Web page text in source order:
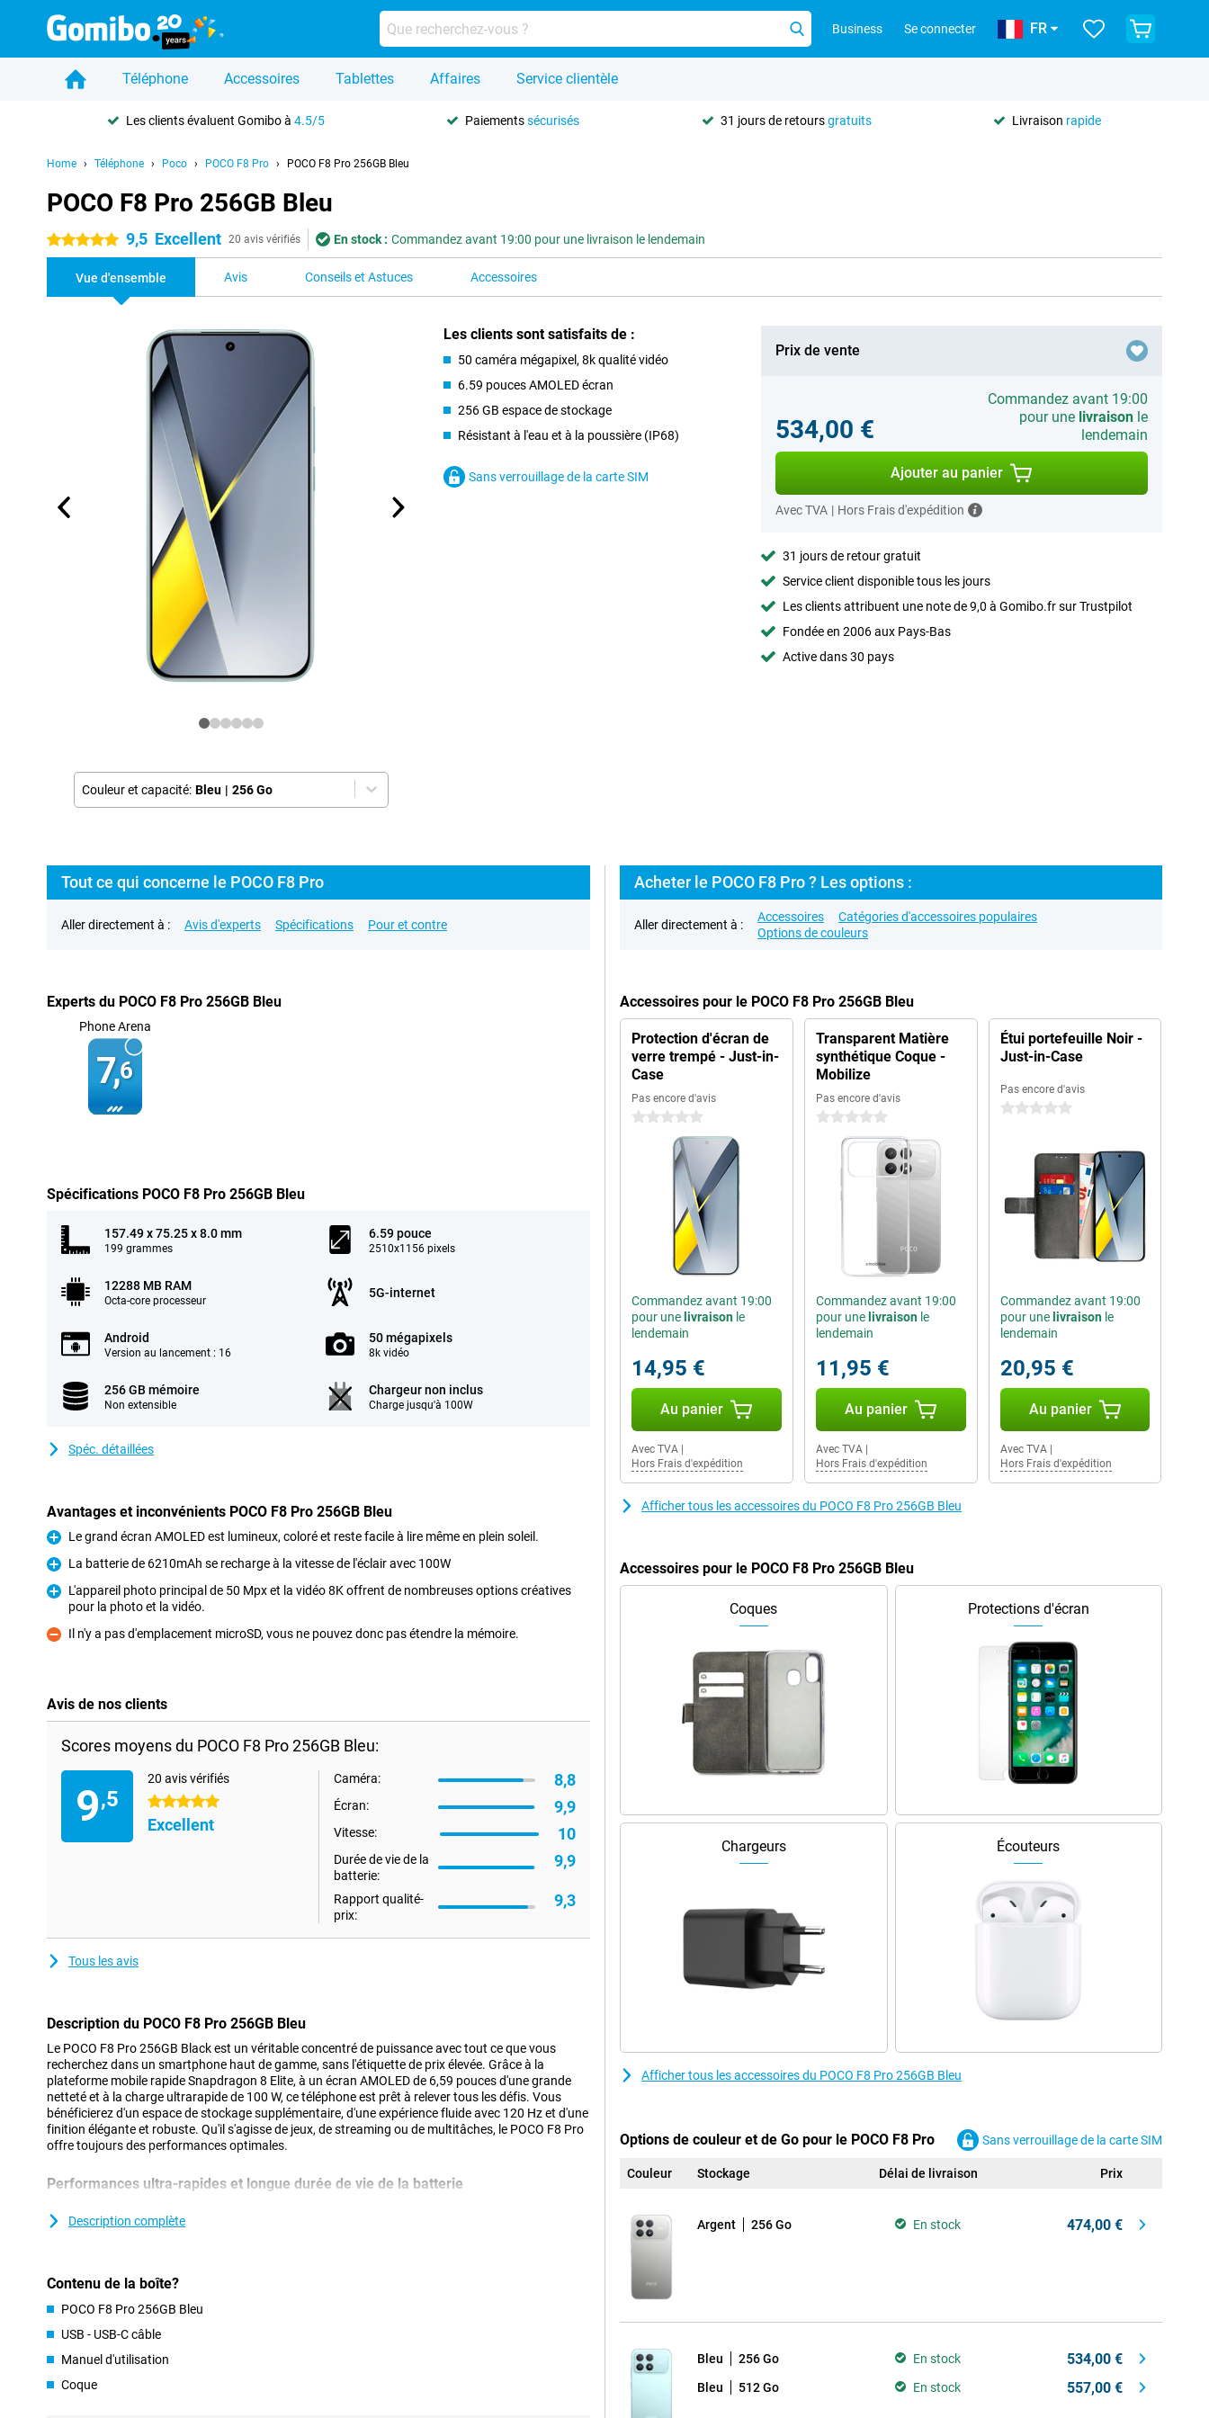
Business Se connecter FR
Téléphone Accessoires Tablettes Affaires Service clientèle
Les clients évaluent Gomibo à4.5/5 Paiementssécurisés 31 jours de retoursgratuits Livraison rapide
Home Téléphone Poco POCO F8 Pro POCO F8 Pro 256GB Bleu
POCO F8 Pro 256GB Bleu
5 étoiles 9,5 Excellent 20 avis vérifiés En stock : Commandez avant 19:00 pour une livraison le lendemain
Vue d'ensemble Avis Conseils et Astuces Accessoires
Couleur et capacité: Bleu | 256 Go
Les clients sont satisfaits de :
50 caméra mégapixel, 8k qualité vidéo
6.59 pouces AMOLED écran
256 GB espace de stockage
Résistant à l'eau et à la poussière (IP68)
Sans verrouillage de la carte SIM
Prix de vente
534,00 €
Commandez avant 19:00
pour une livraisonle
lendemain
Ajouter au panier
Avec TVA | Hors Frais d'expédition
31 jours de retour gratuit
Service client disponible tous les jours
Les clients attribuent une note de 9,0 à Gomibo.fr sur Trustpilot
Fondée en 2006 aux Pays-Bas
Active dans 30 pays
Tout ce qui concerne le POCO F8 Pro
Aller directement à : Avis d'experts Spécifications Pour et contre
Experts du POCO F8 Pro 256GB Bleu
Phone Arena
7,6
Spécifications POCO F8 Pro 256GB Bleu
157.49 x 75.25 x 8.0 mm
199 grammes
6.59 pouce
2510x1156 pixels
12288 MB RAM
Octa-core processeur
5G-internet
Android
Version au lancement : 16
50 mégapixels
8k vidéo
256 GB mémoire
Non extensible
Chargeur non inclus
Charge jusqu'à 100W
Spéc. détaillées
Avantages et inconvénients POCO F8 Pro 256GB Bleu
Pour
Le grand écran AMOLED est lumineux, coloré et reste facile à lire même en plein soleil.
Pour
La batterie de 6210mAh se recharge à la vitesse de l'éclair avec 100W
Pour
L'appareil photo principal de 50 Mpx et la vidéo 8K offrent de nombreuses options créatives
pour la photo et la vidéo.
Contre
Il n'y a pas d'emplacement microSD, vous ne pouvez donc pas étendre la mémoire.
Avis de nos clients
Scores moyens du POCO F8 Pro 256GB Bleu:
9,5
20 avis vérifiés
5 étoiles
Excellent
Caméra: 8,8
Écran: 9,9
Vitesse: 10
Durée de vie de la
batterie:
9,9
Rapport qualité-
prix:
9,3
Tous les avis
Description du POCO F8 Pro 256GB Bleu
Le POCO F8 Pro 256GB Black est un véritable concentré de puissance avec tout ce que vous
recherchez dans un smartphone haut de gamme, sans l'étiquette de prix élevée. Grâce à la
plateforme mobile rapide Snapdragon 8 Elite, à un écran AMOLED de 6,59 pouces d'une grande
netteté et à la charge ultrarapide de 100 W, ce téléphone est prêt à relever tous les défis. Vous
bénéficierez d'un espace de stockage supplémentaire, d'une expérience fluide avec 120 Hz et d'une
finition élégante et robuste. Qu'il s'agisse de jeux, de streaming ou de multitâches, le POCO F8 Pro
offre toujours des performances optimales.
Performances ultra-rapides et longue durée de vie de la batterie
Elite. Ce processeur est ultra-rapide et économe en énergie. Les applications démarrent
permettra de tenir toute la journée. Ainsi, ce téléphone peut tenir jusqu'à 56 heures en appel, 16
heures en utilisation continue, ou plus de 10 heures en appel vidéo ou en jeu. Vous êtes à court de
batterie ? Pas d'inquiétude, grâce à l'HyperCharge 100W, votre POCO F8 Pro sera complètement
rechargé en seulement 37 minutes. Une charge rapide et vous êtes prêt à repartir pour des heures
Écran AMOLED d'une grande netteté
Description complète
Contenu de la boîte?
POCO F8 Pro 256GB Bleu
USB - USB-C câble
Manuel d'utilisation
Coque
Acheter le POCO F8 Pro ? Les options :
Aller directement à :
Accessoires
Catégories d'accessoires populaires
Options de couleurs
Accessoires pour le POCO F8 Pro 256GB Bleu
Protection d'écran de
verre trempé - Just-in-
Case
Pas encore d'avis
0 étoiles
Commandez avant 19:00
pour une livraison le
lendemain
14,95 €
Au panier
Avec TVA
Hors Frais d'expédition
Transparent Matière
synthétique Coque -
Mobilize
Pas encore d'avis
0 étoiles
Commandez avant 19:00
pour une livraisonle
lendemain
11,95 €
Au panier
Avec TVA|
Hors Frais d'expédition
Étui portefeuille Noir -
Just-in-Case
Pas encore d'avis
0 étoiles
Commandez avant 19:00
pour une livraisonle
lendemain
20,95 €
Au panier
Avec TVA|
Hors Frais d'expédition
Afficher tous les accessoires du POCO F8 Pro 256GB Bleu
Accessoires pour le POCO F8 Pro 256GB Bleu
Coques Protections d'écran
Chargeurs Écouteurs
Afficher tous les accessoires du POCO F8 Pro 256GB Bleu
Options de couleur et de Go pour le POCO F8 Pro Sans verrouillage de la carte SIM
Couleur Stockage Délai de livraison Prix
Argent 256 Go En stock 474,00 €
Bleu 256 Go En stock 534,00 €
Bleu 512 Go En stock 557,00 €